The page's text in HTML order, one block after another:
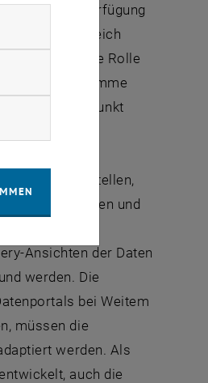
ZAMG zur Verfügung
Bereich
herausragende Rolle
Programme
bereitzustellen,
um Daten und
Ansichten der Daten
werden. Die
bei Weitem
müssen die
werden. Als
auch die